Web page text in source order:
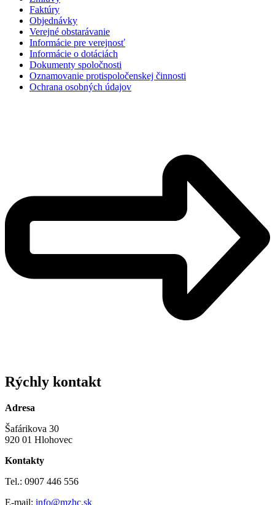
Faktúry
Objednávky
Verejné obstarávanie
Informácie pre verejnosť
Informácie o dotáciách
Dokumenty spoločnosti
Oznamovanie protispoločenskej činnosti
Ochrana osobných údajov
Rýchly kontakt
Adresa
Šafárikova 30
920 01 Hlohovec
Kontakty
Tel.: 0907 446 556
E-mail: info@mzhc.sk